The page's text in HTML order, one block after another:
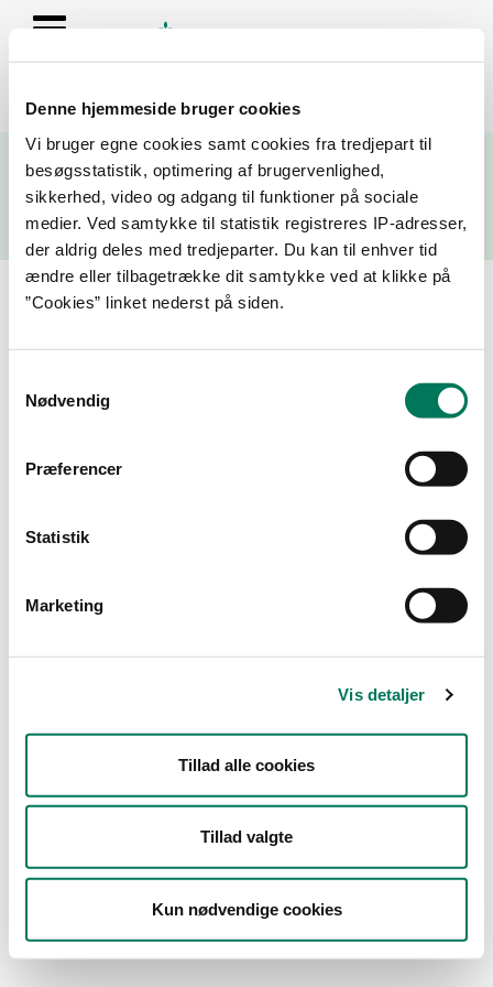
Denne hjemmeside bruger cookies
Vi bruger egne cookies samt cookies fra tredjepart til
besøgsstatistik, optimering af brugervenlighed,
sikkerhed, video og adgang til funktioner på sociale
medier. Ved samtykke til statistik registreres IP-adresser,
der aldrig deles med tredjeparter. Du kan til enhver tid
ændre eller tilbagetrække dit samtykke ved at klikke på
”Cookies” linket nederst på siden.
Nødvendig
Præferencer
Statistik
Marketing
Vis detaljer
Tillad alle cookies
Tillad valgte
Kun nødvendige cookies
Se resultater fra fødevarekontrollen og virksomhedernes seneste
fire kontrolrapporter
Søg
Søg på adresse, postnummer, by, firmanavn
Resultater for "chokoladeparadis"
Intet her svarer til din søgning
Kontrollér, at du har stavet alle ordene korrekt
År